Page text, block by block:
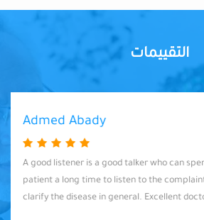
التقييمات
Admed Abady
A good listener is a good talker who
patient a long time to listen to the
clarify the disease in general. Excellent